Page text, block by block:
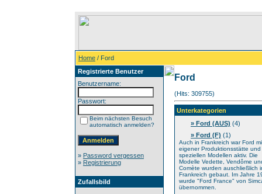
Home / Ford
Registrierte Benutzer
Benutzername:
Passwort:
Beim nächsten Besuch
automatisch anmelden?
» Password vergessen
» Registrierung
Zufallsbild
Ford
(Hits: 309755)
Unterkategorien
» Ford (AUS) (4)
» Ford (F) (1)
Auch in Frankreich war Ford
eigener Produktionsstätte und
speziellen Modellen aktiv. Die
Modelle Vedette, Vendôme
Comète wurden auschließlich
Frankreich gebaut. Im Jahre
wurde "Ford France" von
übernommen.